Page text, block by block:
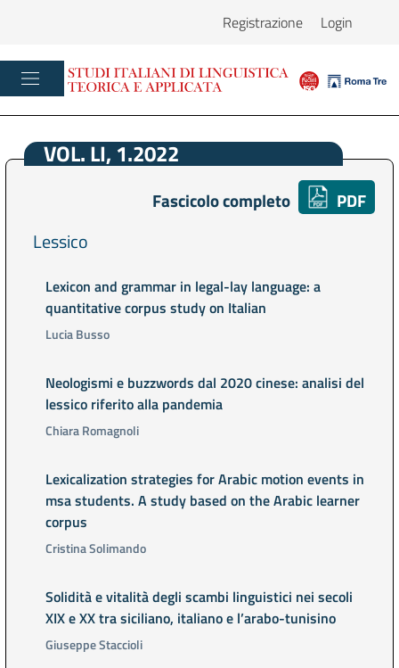
Registrazione Login
VOL. LI, 1.2022
Fascicolo completo PDF
Lessico
Lexicon and grammar in legal-lay language: a
quantitative corpus study on Italian
Lucia Busso
Neologismi e buzzwords dal 2020 cinese: analisi del
lessico riferito alla pandemia
Chiara Romagnoli
Lexicalization strategies for Arabic motion events in
msa students. A study based on the Arabic learner
corpus
Cristina Solimando
Solidità e vitalità degli scambi linguistici nei secoli
XIX e XX tra siciliano, italiano e l’arabo-tunisino
Giuseppe Staccioli